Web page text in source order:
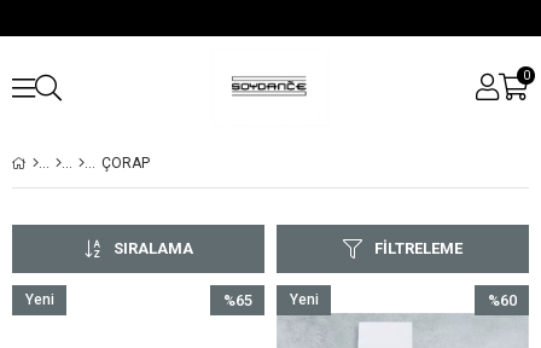
0
ÇORAP
FILTRELEME
SIRALAMA
%65
Yeni
%60
Yeni
Ürün